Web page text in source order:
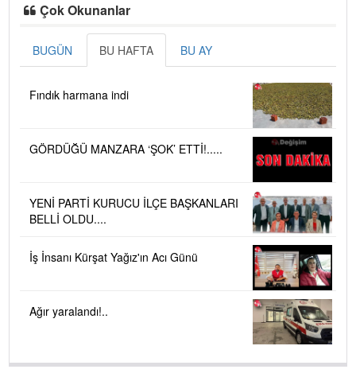
Çok Okunanlar
BUGÜN BU HAFTA BU AY
Fındık harmana indi
GÖRDÜĞÜ MANZARA ‘ŞOK’ ETTİ!.....
YENİ PARTİ KURUCU İLÇE BAŞKANLARI
BELLİ OLDU....
İş İnsanı Kürşat Yağız'ın Acı Günü
Ağır yaralandı!..